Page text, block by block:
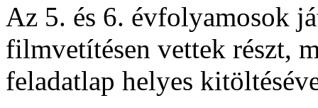
Az 5. és 6. évfolyamosok
filmvetítésen vettek részt,
feladatlap helyes